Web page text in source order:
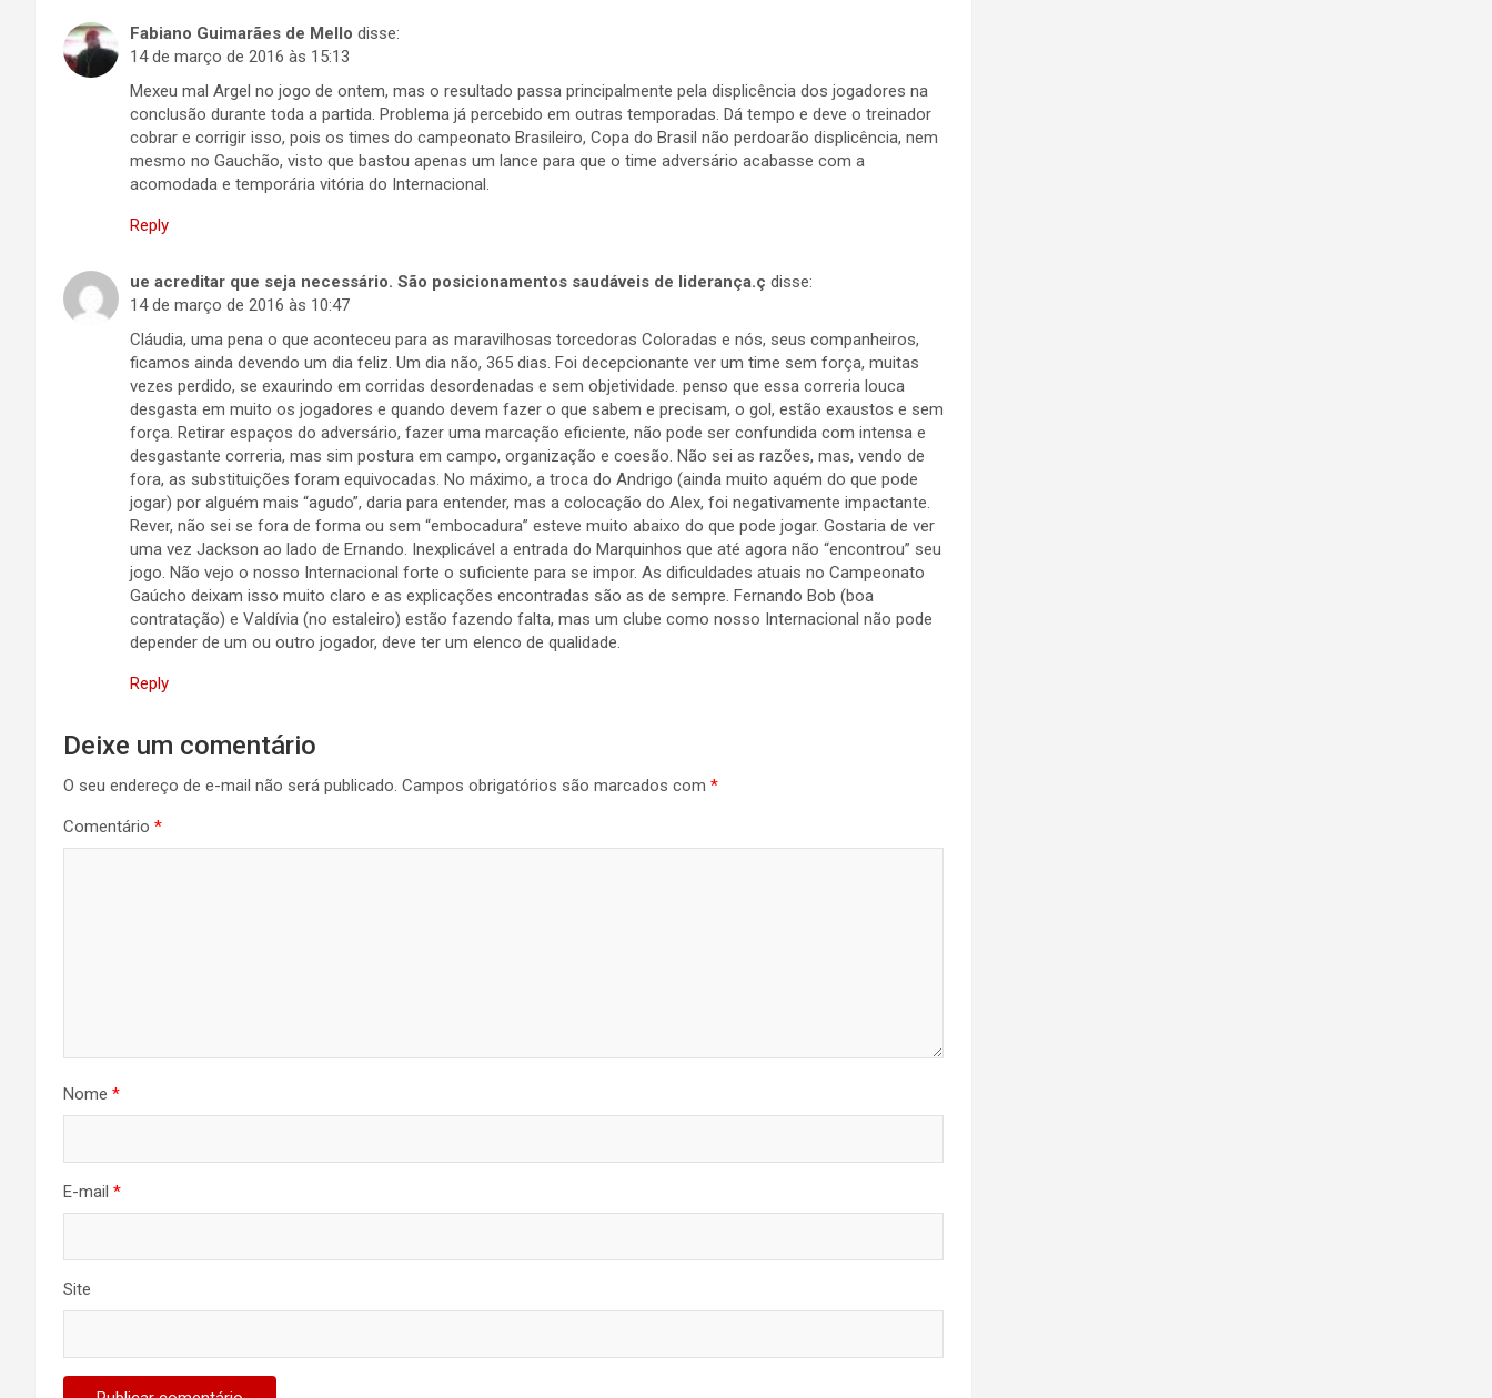
Fabiano Guimarães de Mello disse:
14 de março de 2016 às 15:13
Mexeu mal Argel no jogo de ontem, mas o resultado passa principalmente pela displicência dos jogadores na
conclusão durante toda a partida. Problema já percebido em outras temporadas. Dá tempo e deve o treinador
cobrar e corrigir isso, pois os times do campeonato Brasileiro, Copa do Brasil não perdoarão displicência, nem
mesmo no Gauchão, visto que bastou apenas um lance para que o time adversário acabasse com a
acomodada e temporária vitória do Internacional.
Reply
ue acreditar que seja necessário. São posicionamentos saudáveis de liderança.ç disse:
14 de março de 2016 às 10:47
Cláudia, uma pena o que aconteceu para as maravilhosas torcedoras Coloradas e nós, seus companheiros,
ficamos ainda devendo um dia feliz. Um dia não, 365 dias. Foi decepcionante ver um time sem força, muitas
vezes perdido, se exaurindo em corridas desordenadas e sem objetividade. penso que essa correria louca
desgasta em muito os jogadores e quando devem fazer o que sabem e precisam, o gol, estão exaustos e sem
força. Retirar espaços do adversário, fazer uma marcação eficiente, não pode ser confundida com intensa e
desgastante correria, mas sim postura em campo, organização e coesão. Não sei as razões, mas, vendo de
fora, as substituições foram equivocadas. No máximo, a troca do Andrigo (ainda muito aquém do que pode
jogar) por alguém mais “agudo”, daria para entender, mas a colocação do Alex, foi negativamente impactante.
Rever, não sei se fora de forma ou sem “embocadura” esteve muito abaixo do que pode jogar. Gostaria de ver
uma vez Jackson ao lado de Ernando. Inexplicável a entrada do Marquinhos que até agora não “encontrou” seu
jogo. Não vejo o nosso Internacional forte o suficiente para se impor. As dificuldades atuais no Campeonato
Gaúcho deixam isso muito claro e as explicações encontradas são as de sempre. Fernando Bob (boa
contratação) e Valdívia (no estaleiro) estão fazendo falta, mas um clube como nosso Internacional não pode
depender de um ou outro jogador, deve ter um elenco de qualidade.
Reply
Deixe um comentário
O seu endereço de e-mail não será publicado. Campos obrigatórios são marcados com *
Comentário *
Nome *
E-mail *
Site